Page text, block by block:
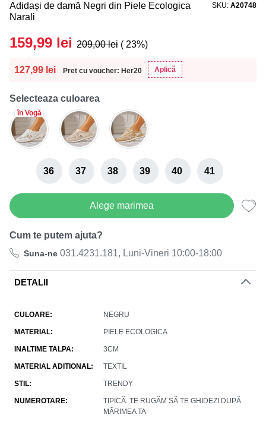
Adidași de damă Negri din Piele Ecologica
Narali
SKU A20748
127,99 lei Pret cu voucher: Her20 Aplică
159,99 lei 209,00lei ( 23%)
Selecteaza culoarea
în Vogă
36 37 38 39 40 41
Alege marimea
Cum te putem ajuta?
Suna-ne 031.4231.181, Luni-Vineri 10:00-18:00
DETALII
CULOARE NEGRU
MATERIAL PIELE ECOLOGICA
INALTIME TALPA 3CM
MATERIAL ADITIONAL TEXTIL
STIL TRENDY
NUMEROTARE
TIPICĂ. TE RUGĂM SĂ TE GHIDEZI DUPĂ
MĂRIMEA TA